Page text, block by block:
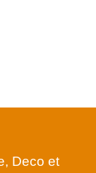
Deco et